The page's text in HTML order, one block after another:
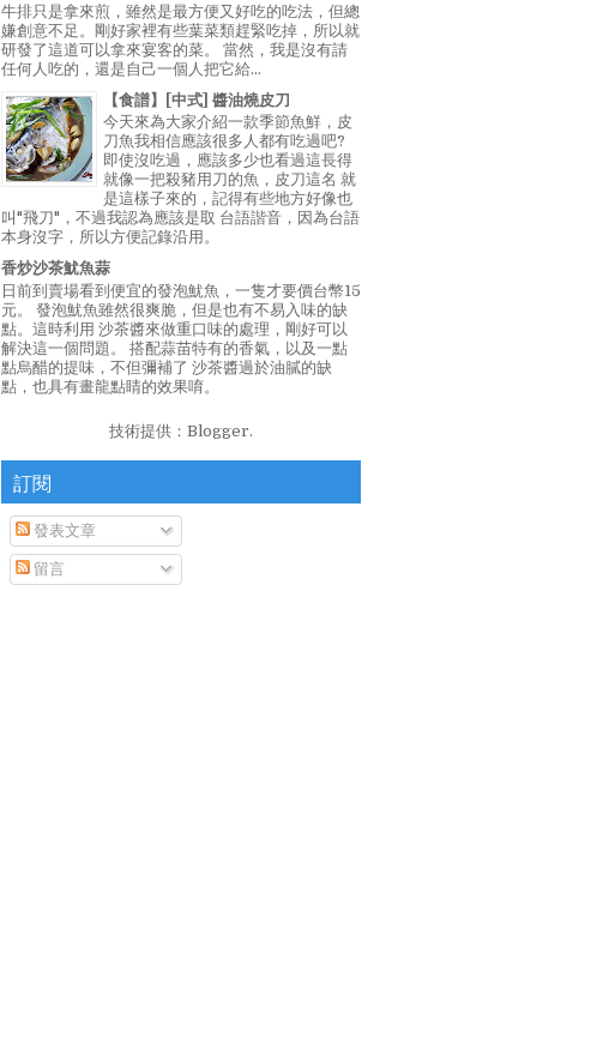
牛排只是拿來煎，雖然是最方便又好吃的吃法，但總
嫌創意不足。剛好家裡有些葉菜類趕緊吃掉，所以就
研發了這道可以拿來宴客的菜。 當然，我是沒有請
任何人吃的，還是自己一個人把它給...
【食譜】[中式] 醬油燒皮刀
今天來為大家介紹一款季節魚鮮，皮
刀魚我相信應該很多人都有吃過吧?
即使沒吃過，應該多少也看過這長得
就像一把殺豬用刀的魚，皮刀這名 就
是這樣子來的，記得有些地方好像也
叫"飛刀"，不過我認為應該是取 台語諧音，因為台語
本身沒字，所以方便記錄沿用。
香炒沙茶魷魚蒜
日前到賣場看到便宜的發泡魷魚，一隻才要價台幣15
元。 發泡魷魚雖然很爽脆，但是也有不易入味的缺
點。這時利用 沙茶醬來做重口味的處理，剛好可以
解決這一個問題。 搭配蒜苗特有的香氣，以及一點
點烏醋的提味，不但彌補了 沙茶醬過於油膩的缺
點，也具有畫龍點睛的效果唷。
技術提供： Blogger.
訂閱
發表文章
留言